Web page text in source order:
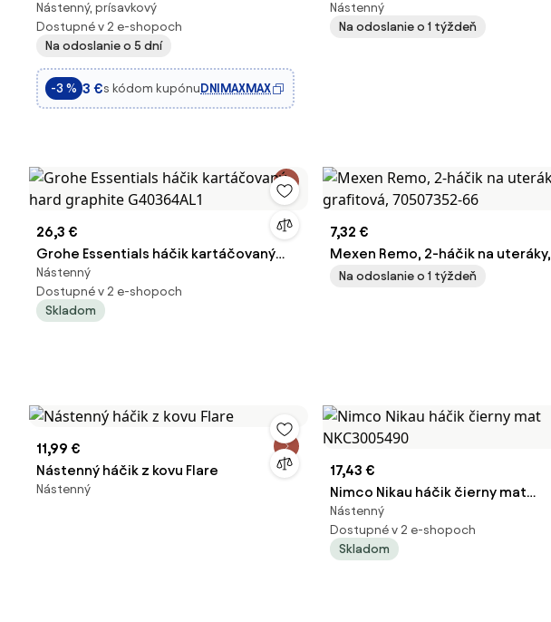
prísavkou - čierny matný
Nástenný, prísavkový
Dostupné v 2 e-shopoch
Na odoslanie o 5 dní
-3 % 3 €s kódom kupónuDNIMAXMAX
matná, A82714
Nástenný
Na odoslanie o 1 týždeň
26,3 €
Grohe Essentials háčik kartáčovaný
hard graphite G40364AL1
Nástenný
Dostupné v 2 e-shopoch
Skladom
7,32 €
Mexen Remo, 2-háčik na uteráky,
grafitová, 70507352-66
Na odoslanie o 1 týždeň
11,99 €
Nástenný háčik z kovu Flare
Nástenný
17,43 €
Nimco Nikau háčik čierny mat
NKC3005490
Nástenný
Dostupné v 2 e-shopoch
Skladom